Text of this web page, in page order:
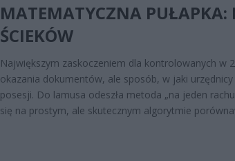
MATEMATYCZNA PUŁAPKA:
ŚCIEKÓW
Największym zaskoczeniem dla kontrolowanych w
okazania dokumentów, ale sposób, w jaki
posesji. Do lamusa odeszła metoda „na jeden
się na prostym, ale skutecznym algorytmie